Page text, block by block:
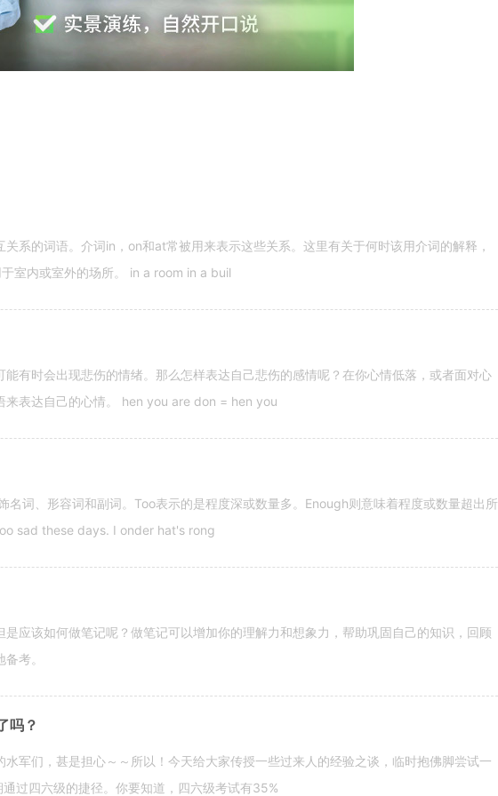
系的词语。介词in，on和at常被用来表示这些关系。这里有关于何时该用介词的解释，
室内或室外的场所。 in a room in a buil
有时会出现悲伤的情绪。那么怎样表达自己悲伤的感情呢？在你心情低落，或者面对心
来表达自己的心情。 hen you are don = hen you
词、形容词和副词。Too表示的是程度深或数量多。Enough则意味着程度或数量超出所
sad these days. I onder hat's rong
是应该如何做笔记呢？做笔记可以增加你的理解力和想象力，帮助巩固自己的知识，回顾
考。
吗？
军们，甚是担心～～所以！今天给大家传授一些过来人的经验之谈，临时抱佛脚尝试一
过四六级的捷径。你要知道，四六级考试有35%